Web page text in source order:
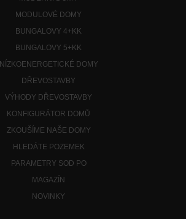
MODULOVÉ DOMY
BUNGALOVY 4+KK
BUNGALOVY 5+KK
NÍZKOENERGETICKÉ DOMY
DŘEVOSTAVBY
VÝHODY DŘEVOSTAVBY
KONFIGURÁTOR DOMŮ
ZKOUŠÍME NAŠE DOMY
HLEDÁTE POZEMEK
PARAMETRY SOD PO
MAGAZÍN
NOVINKY